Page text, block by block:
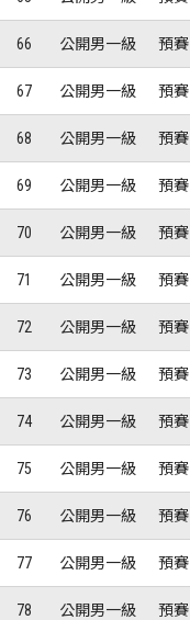
66 公開男一級 預賽
67 公開男一級 預賽
68 公開男一級 預賽
69 公開男一級 預賽
70 公開男一級 預賽
71 公開男一級 預賽
72 公開男一級 預賽
73 公開男一級 預賽
74 公開男一級 預賽
75 公開男一級 預賽
76 公開男一級 預賽
77 公開男一級 預賽
78 公開男一級 預賽